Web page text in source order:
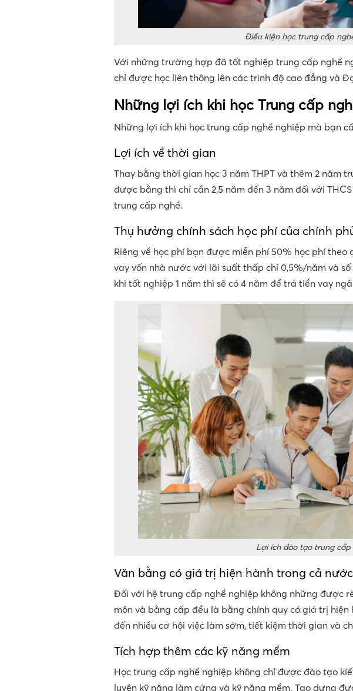
Điều kiện học trung cấp
Với những trường hợp đã tốt nghiệp trung cấp nghề
chỉ được học liên thông lên các trình độ cao đẳng và
Những lợi ích khi học Trung cấp
Những lợi ích khi học trung cấp nghề nghiệp mà bạn
Lợi ích về thời gian
Thay bằng thời gian học 3 năm THPT và thêm 2 năm
được bằng thì chỉ cần 2,5 năm đến 3 năm đối với
trung cấp nghề.
Thụ hưởng chính sách học phí của chính
Riêng về học phí bạn được miễn phí 50% học phí
vay vốn nhà nước với lãi suất thấp chỉ 0,5%/năm và
khi tốt nghiệp 1 năm thì sẽ có 4 năm để trả tiền vay
Lợi ích đào tạo trung cấp
Văn bằng có giá trị hiện hành trong cả nước
Đối với hệ trung cấp nghề nghiệp không những được
môn và bằng cấp đều là bằng chính quy có giá trị
đến nhiều cơ hội việc làm sớm, tiết kiệm thời gian và
Tích hợp thêm các kỹ năng mềm
Học trung cấp nghề nghiệp không chỉ được đào tạo
luyện kỹ năng làm cứng và kỹ năng mềm. Tạo dựng